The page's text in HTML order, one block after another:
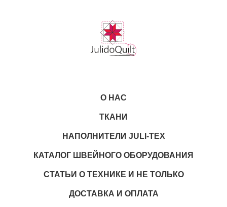
О НАС
ТКАНИ
НАПОЛНИТЕЛИ JULI-TEX
КАТАЛОГ ШВЕЙНОГО ОБОРУДОВАНИЯ
СТАТЬИ О ТЕХНИКЕ И НЕ ТОЛЬКО
ДОСТАВКА И ОПЛАТА